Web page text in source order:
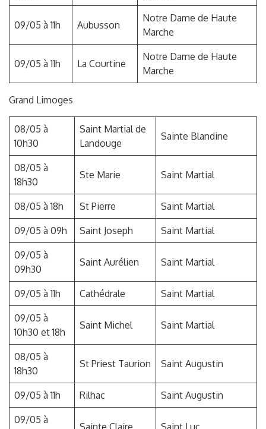
09/05 à 11h Aubusson
Notre Dame de Haute
Marche
09/05 à 11h La Courtine
Notre Dame de Haute
Marche
Grand Limoges
08/05 à
10h30
Saint Martial de
Landouge
Sainte Blandine
08/05 à
18h30
Ste Marie Saint Martial
08/05 à 18h St Pierre Saint Martial
09/05 à 09h Saint Joseph Saint Martial
09/05 à
09h30
Saint Aurélien Saint Martial
09/05 à 11h Cathédrale Saint Martial
09/05 à
10h30 et 18h
Saint Michel Saint Martial
08/05 à
18h30
St Priest Taurion Saint Augustin
09/05 à 11h Rilhac Saint Augustin
09/05 à
Sainte Claire Saint Luc